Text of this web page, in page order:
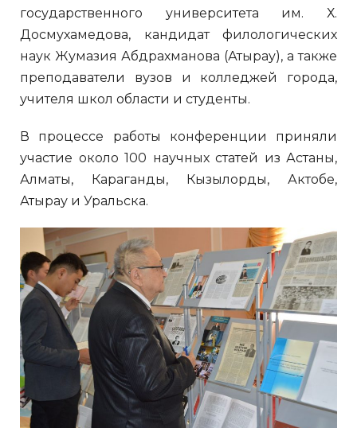
государственного университета им. Х.
Досмухамедова, кандидат филологических
наук Жумазия Абдрахманова (Атырау), а также
преподаватели вузов и колледжей города,
учителя школ области и студенты.
В процессе работы конференции приняли
участие около 100 научных статей из Астаны,
Алматы, Караганды, Кызылорды, Актобе,
Атырау и Уральска.